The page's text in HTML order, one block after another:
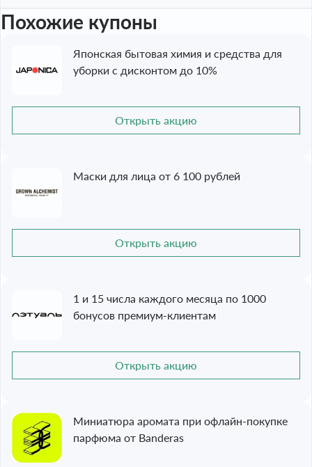
Похожие купоны
Японская бытовая химия и средства для
уборки c дисконтом до 10%
Открыть акцию
Маски для лица от 6 100 рублей
Открыть акцию
1 и 15 числа каждого месяца по 1000
бонусов премиум-клиентам
Открыть акцию
Миниатюра аромата при офлайн-покупке
парфюма от Banderas